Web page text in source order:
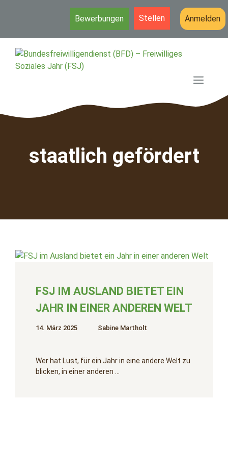
Bewerbungen Stellen Anmelden
Inhalt
springen
staatlich gefördert
FSJ IM AUSLAND BIETET EIN
JAHR IN EINER ANDEREN WELT
14. März 2025 Sabine Martholt
Wer hat Lust, für ein Jahr in eine andere Welt zu
blicken, in einer anderen …